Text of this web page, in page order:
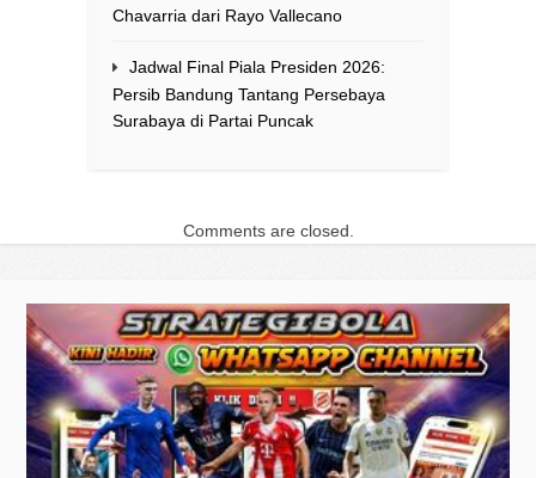
Chavarria dari Rayo Vallecano
Jadwal Final Piala Presiden 2026:
Persib Bandung Tantang Persebaya
Surabaya di Partai Puncak
Comments are closed.